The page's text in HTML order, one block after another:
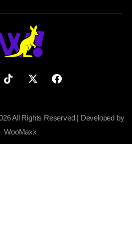
All Rights Reserved | Developed by
WooMaxx